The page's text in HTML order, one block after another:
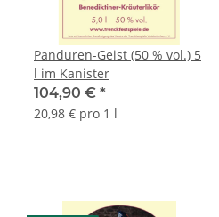
Panduren-Geist (50 % vol.) 5
l im Kanister
104,90 € *
20,98 € pro 1 l